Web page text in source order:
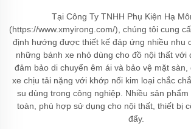
Tại Công Ty TNHH Phụ Kiện Hạ
(https://www.xmyirong.com/), chúng tôi cung
định hướng được thiết kế đáp ứng nhiều nhu
những bánh xe nhỏ dùng cho đồ nội thất với
đảm bảo di chuyển êm ái và bảo vệ mặt sàn,
xe chịu tải nặng với khớp nối kim loại chắc
su dùng trong công nghiệp. Nhiều sản
toàn, phù hợp sử dụng cho nội thất, thiết bị
đẩy.